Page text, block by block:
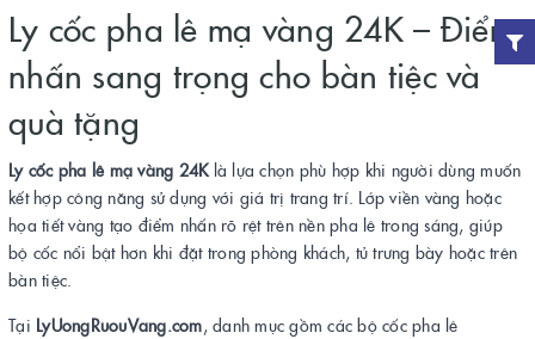
Ly cốc pha lê mạ vàng 24K – Điểm
nhấn sang trọng cho bàn tiệc và
quà tặng
Ly cốc pha lê mạ vàng 24Klà lựa chọn phù hợp khi người dùng muốn
kết hợp công năng sử dụng với giá trị trang trí. Lớp viền vàng hoặc
họa tiết vàng tạo điểm nhấn rõ rệt trên nền pha lê trong sáng, giúp
bộ cốc nổi bật hơn khi đặt trong phòng khách, tủ trưng bày hoặc trên
bàn tiệc.
Tại LyUongRuouVang.com, danh mục gồm các bộ cốc pha lê